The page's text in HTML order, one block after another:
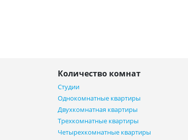
Количество комнат
Студии
Однокомнатные квартиры
Двухкомнатная квартиры
Трехкомнатные квартиры
Четырехкомнатные квартиры